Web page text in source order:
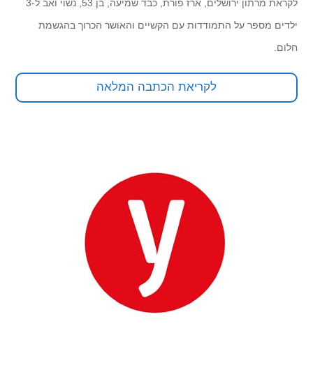
לקראת מרתון ירושלים, ארז פורת, כבד שמיעה, בן 53, נשוי ואב ל-3
ילדים מספר על התמודדות עם הקשיים והאושר הכרוך בהגשמת
חלום.
לקריאת הכתבה המלאה